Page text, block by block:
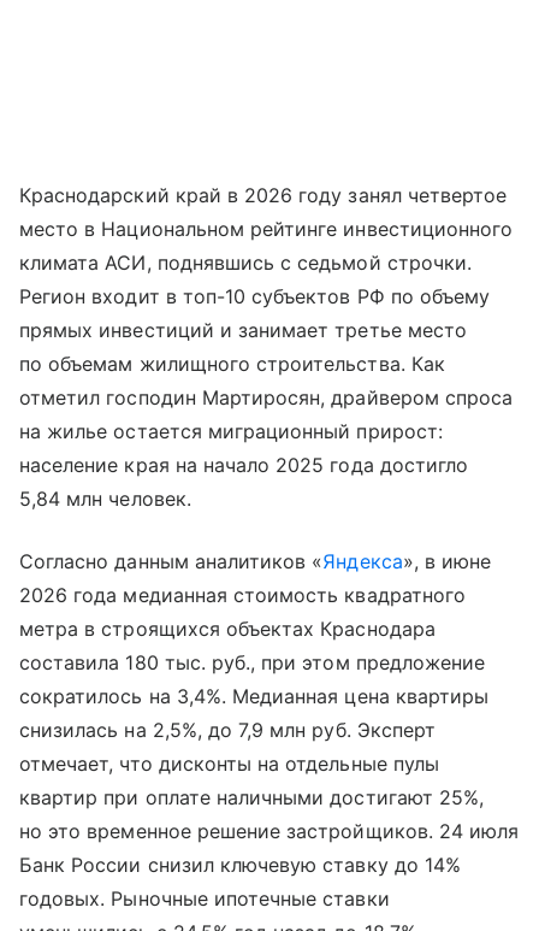
Краснодарский край в 2026 году занял четвертое
место в Национальном рейтинге инвестиционного
климата АСИ, поднявшись с седьмой строчки.
Регион входит в топ-10 субъектов РФ по объему
прямых инвестиций и занимает третье место
по объемам жилищного строительства. Как
отметил господин Мартиросян, драйвером спроса
на жилье остается миграционный прирост:
население края на начало 2025 года достигло
5,84 млн человек.
Согласно данным аналитиков «Яндекса», в июне
2026 года медианная стоимость квадратного
метра в строящихся объектах Краснодара
составила 180 тыс. руб., при этом предложение
сократилось на 3,4%. Медианная цена квартиры
снизилась на 2,5%, до 7,9 млн руб. Эксперт
отмечает, что дисконты на отдельные пулы
квартир при оплате наличными достигают 25%,
но это временное решение застройщиков. 24 июля
Банк России снизил ключевую ставку до 14%
годовых. Рыночные ипотечные ставки